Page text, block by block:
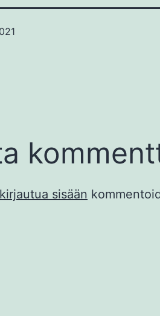
kirjautua sisään